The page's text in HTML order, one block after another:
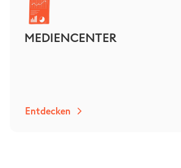
MEDIENCENTER
Entdecken